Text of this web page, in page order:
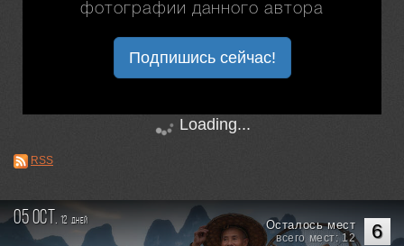
фотографии данного автора
Подпишись сейчас!
Loading...
RSS
05 oct. 12 дней 6
Осталось мест
всего мест: 12